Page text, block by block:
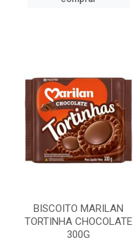
BISCOITO MARILAN
TORTINHA CHOCOLATE
300G